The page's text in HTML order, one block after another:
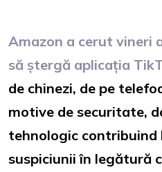
Amazon a cerut vineri
să ștergă aplicația
de chinezi, de pe
motive de securitate,
tehnologic contribuind
suspiciunii în legătură